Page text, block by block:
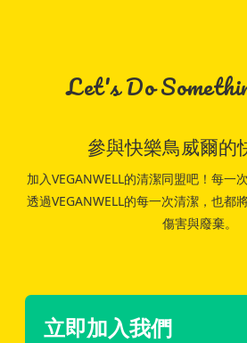
Let's Do
參與快樂鳥威爾的
加入VEGANWELL的清潔同盟吧！每一
透過VEGANWELL的每一次清潔，也都
傷害與廢棄。
立即加入我們